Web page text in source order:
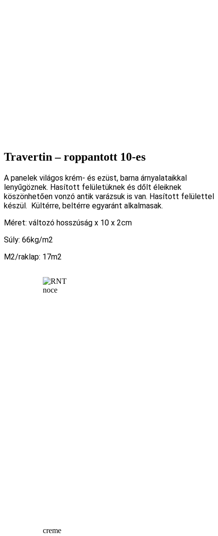
Travertin – roppantott 10-es
A panelek világos krém- és ezüst, barna árnyalataikkal
lenyűgöznek. Hasított felületüknek és dőlt éleiknek
köszönhetően vonzó antik varázsuk is van. Hasított felülettel
készül. Kültérre, beltérre egyaránt alkalmasak.
Méret: változó hosszúság x 10 x 2cm
Súly: 66kg/m2
M2/raklap: 17m2
noce
creme